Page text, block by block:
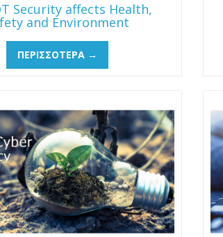
Security affects Health,
and Environment
ΠΕΡΙΣΣΌΤΕΡΑ →